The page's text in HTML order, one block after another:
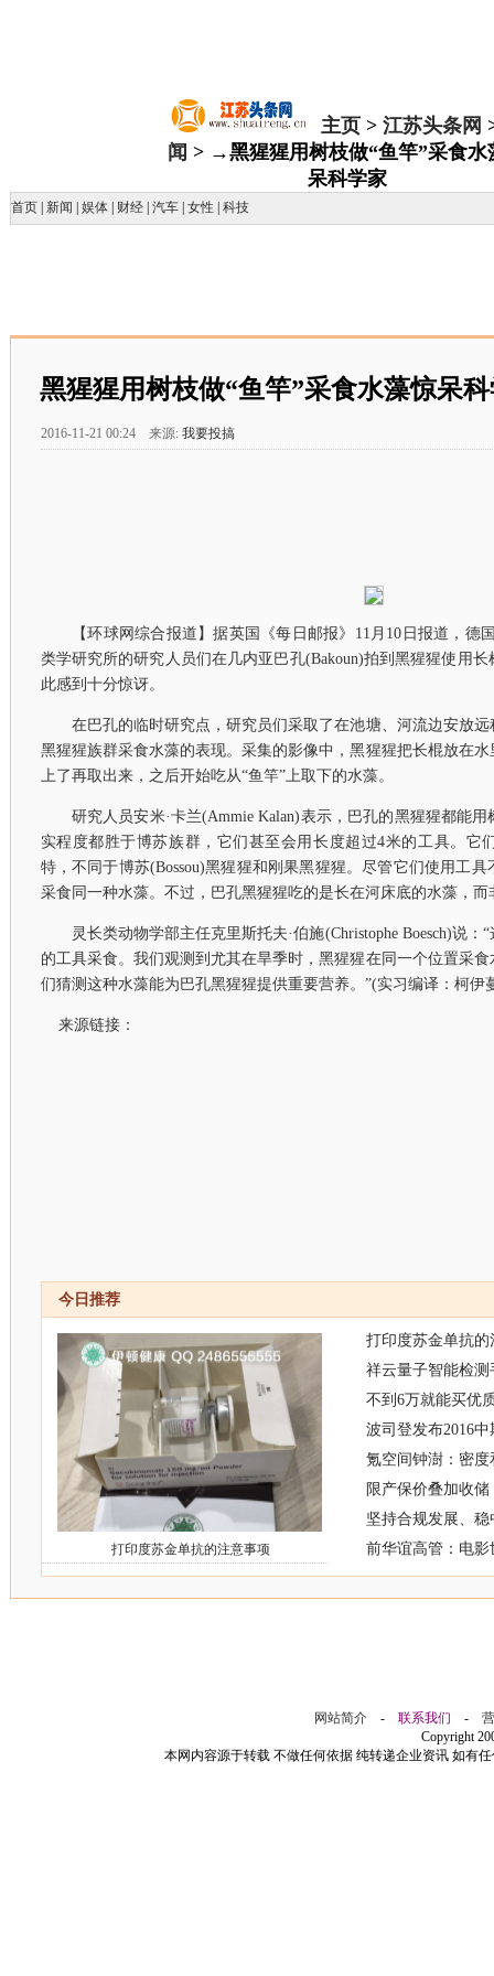
主页> 江苏头条网
闻 > →黑猩猩用树枝做“鱼竿”采食水
呆科学家
首页 新闻 娱体 财经 汽车 女性 科技
黑猩猩用树枝做“鱼竿”采食水藻惊呆
2016-11-21 00:24 来源: 我要投搞
【环球网综合报道】据英国《每日邮报》11月10日报道，德
类学研究所的研究人员们在几内亚巴孔(Bakoun)拍到黑猩猩使用
此感到十分惊讶。
在巴孔的临时研究点，研究员们采取了在池塘、河流边安放远
黑猩猩族群采食水藻的表现。采集的影像中，黑猩猩把长棍放在
上了再取出来，之后开始吃从“鱼竿”上取下的水藻。
研究人员安米·卡兰(Ammie Kalan)表示，巴孔的黑猩猩都能用
实程度都胜于博苏族群，它们甚至会用长度超过4米的工具。它
特，不同于博苏(Bossou)黑猩猩和刚果黑猩猩。尽管它们使用工
采食同一种水藻。不过，巴孔黑猩猩吃的是长在河床底的水藻，而
灵长类动物学部主任克里斯托夫·伯施(Christophe Boesch)说：
的工具采食。我们观测到尤其在旱季时，黑猩猩在同一个位置采
们猜测这种水藻能为巴孔黑猩猩提供重要营养。”(实习编译：柯伊
来源链接：
今日推荐
打印度苏金单抗的注意事项
打印度苏金单抗的
祥云量子智能检
不到6万就能买优
波司登发布2016
氪空间钟澍：密
限产保价叠加收
坚持合规发展、
前华谊高管：电
网站简介 - 联系我们 -
Copyright
本网内容源于转载 不做任何依据 纯转递企业资讯 如有